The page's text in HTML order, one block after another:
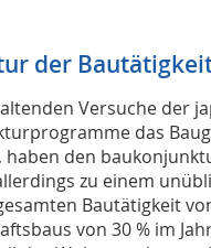
der
Versuche der
das
haben den
zu einem
Bautätigkeit
von 30 % im